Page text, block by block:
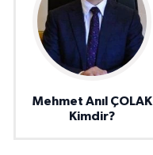
Mehmet Anıl ÇOLAK
Kimdir?